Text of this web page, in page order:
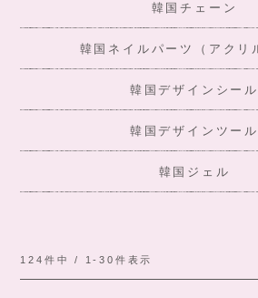
韓国チェーン
韓国ネイルパーツ（アクリ
韓国デザインシール
韓国デザインツール
韓国ジェル
124 件中 1-30 件表示